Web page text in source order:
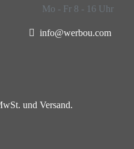
Mo - Fr 8 - 16 Uhr
info@werbou.com
und Versand.